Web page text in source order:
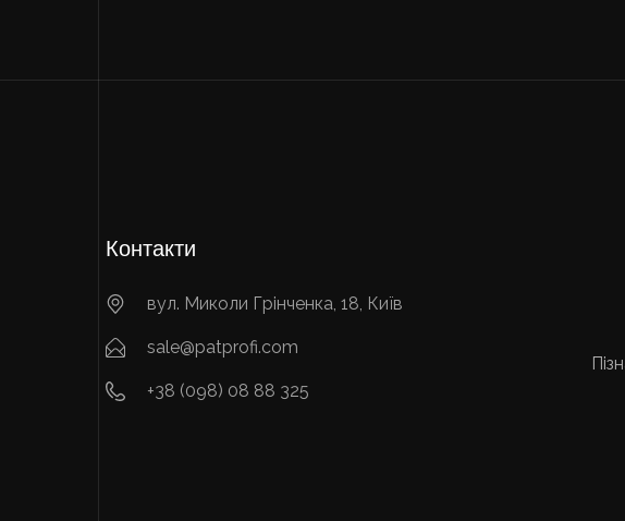
Контакти
вул. Миколи Грінченка, 18, Київ
sale@patprofi.com
+38 (098) 08 88 325